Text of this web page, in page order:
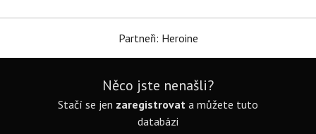
Partneři: Heroine
Něco jste nenašli?
Stačí se jen zaregistrovat a můžete tuto
databázi